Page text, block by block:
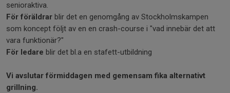
senioraktiva.
För föräldrar blir det en genomgång av Stockholmskampen
som koncept följt av en en crash-course i "vad innebär det att
vara funktionär?"
För ledare blir det bl.a en stafett-utbildning
Vi avslutar förmiddagen med gemensam fika alternativt
grillning.